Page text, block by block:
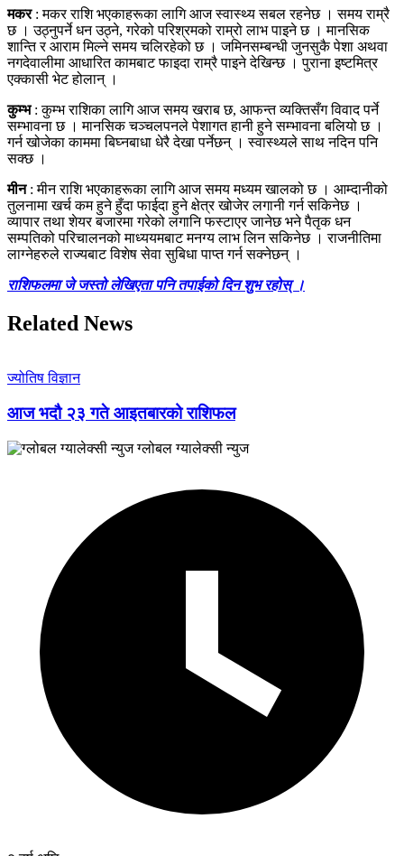
मकर: मकर राशि भएकाहरूका लागि आज स्वास्थ्य सबल रहनेछ । समय राम्रै
छ । उठ्नुपर्ने धन उठ्ने, गरेको परिश्रमको राम्रो लाभ पाइने छ । मानसिक
शान्ति र आराम मिल्ने समय चलिरहेको छ । जमिनसम्बन्धी जुनसुकै पेशा अथवा
नगदेवालीमा आधारित कामबाट फाइदा राम्रै पाइने देखिन्छ । पुराना इष्टमित्र
एक्कासी भेट होलान् ।
कुम्भ: कुम्भ राशिका लागि आज समय खराब छ, आफन्त व्यक्तिसँग विवाद पर्ने
सम्भावना छ । मानसिक चञ्चलपनले पेशागत हानी हुने सम्भावना बलियो छ ।
गर्न खोजेका काममा बिघ्नबाधा धेरै देखा पर्नेछन् । स्वास्थ्यले साथ नदिन पनि
सक्छ ।
मीन: मीन राशि भएकाहरूका लागि आज समय मध्यम खालको छ । आम्दानीको
तुलनामा खर्च कम हुने हुँदा फाईदा हुने क्षेत्र खोजेर लगानी गर्न सकिनेछ ।
व्यापार तथा शेयर बजारमा गरेको लगानि फस्टाएर जानेछ भने पैतृक धन
सम्पतिको परिचालनको माध्ययमबाट मनग्य लाभ लिन सकिनेछ । राजनीतिमा
लाग्नेहरुले राज्यबाट विशेष सेवा सुबिधा पाप्त गर्न सक्नेछन् ।
राशिफलमा जे जस्तो लेखिएता पनि तपाईको दिन शुभ रहोस् ।
Related News
ज्योतिष विज्ञान
आज भदौ २३ गते आइतबारको राशिफल
ग्लोबल ग्यालेक्सी न्युज